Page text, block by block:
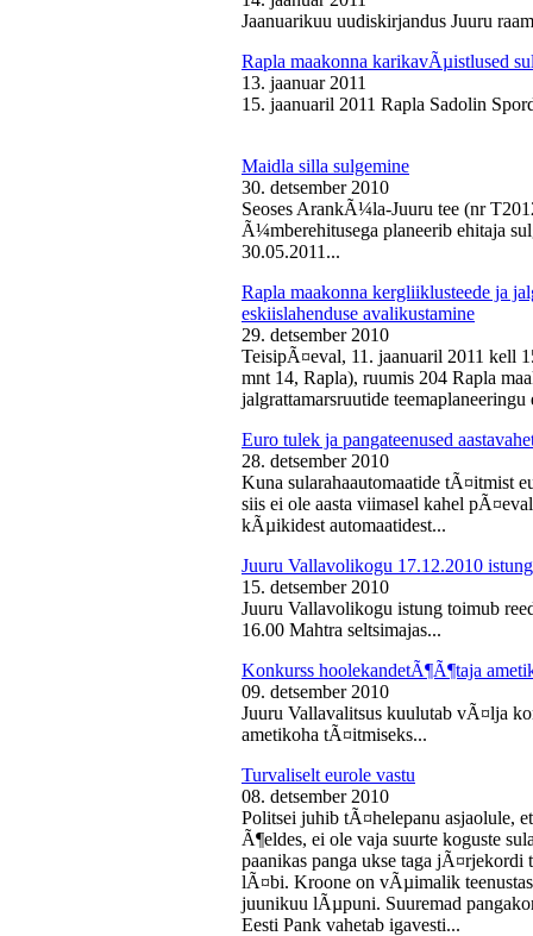
Jaanuarikuu uudiskirjandus Juuru
Rapla maakonna karikavÃµistlused
13. jaanuar 2011
15. jaanuaril 2011 Rapla Sadolin
Maidla silla sulgemine
30. detsember 2010
Seoses ArankÃ¼la-Juuru tee (nr
Ã¼mberehitusega planeerib ehitaja
30.05.2011...
Rapla maakonna kergliiklusteede ja
eskiislahenduse avalikustamine
29. detsember 2010
TeisipÃ¤eval, 11. jaanuaril 2011 kell
mnt 14, Rapla), ruumis 204 Rapla
jalgrattamarsruutide
Euro tulek ja pangateenused
28. detsember 2010
Kuna sularahaautomaatide tÃ¤itmist
siis ei ole aasta viimasel kahel
kÃµikidest automaatidest...
Juuru Vallavolikogu 17.12.2010 istung
15. detsember 2010
Juuru Vallavolikogu istung toimub
16.00 Mahtra seltsimajas...
Konkurss hoolekandetÃ¶Ã¶taja
09. detsember 2010
Juuru Vallavalitsus kuulutab vÃ¤lja
ametikoha tÃ¤itmiseks...
Turvaliselt eurole vastu
08. detsember 2010
Politsei juhib tÃ¤helepanu asjaolule,
Ã¶eldes, ei ole vaja suurte koguste
paanikas panga ukse taga
lÃ¤bi. Kroone on vÃµimalik
juunikuu lÃµpuni. Suuremad
Eesti Pank vahetab igavesti...